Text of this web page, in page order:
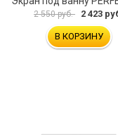
2 550 руб. 2 423
В КОРЗИНУ